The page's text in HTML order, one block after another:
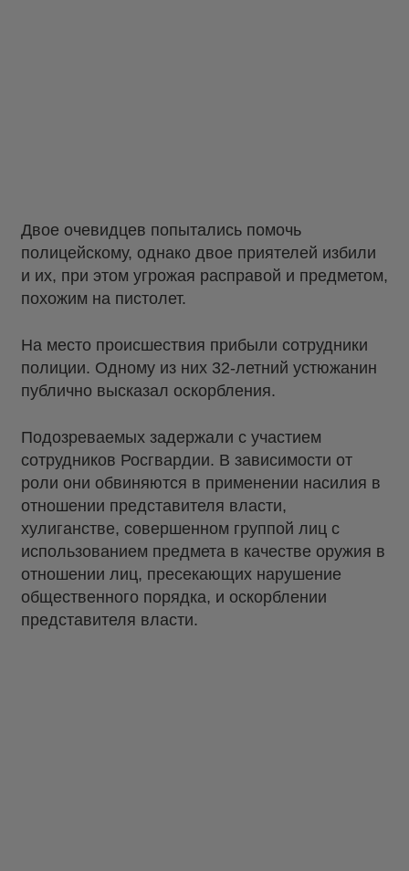
Двое очевидцев попытались помочь
полицейскому, однако двое приятелей избили
и их, при этом угрожая расправой и предметом,
похожим на пистолет.
На место происшествия прибыли сотрудники
полиции. Одному из них 32-летний устюжанин
публично высказал оскорбления.
Подозреваемых задержали с участием
сотрудников Росгвардии. В зависимости от
роли они обвиняются в применении насилия в
отношении представителя власти,
хулиганстве, совершенном группой лиц с
использованием предмета в качестве оружия в
отношении лиц, пресекающих нарушение
общественного порядка, и оскорблении
представителя власти.